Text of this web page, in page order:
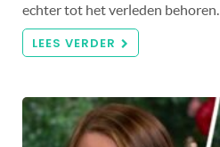
echter tot het verleden behoren.
LEES VERDER